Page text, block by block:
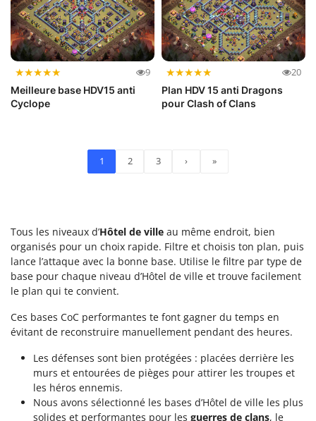
★★★★★ 9
Meilleure base HDV15 anti
Cyclope
★★★★★ 20
Plan HDV 15 anti Dragons
pour Clash of Clans
1 2 3 › »
Tous les niveaux d’Hôtel de ville au même endroit, bien
organisés pour un choix rapide. Filtre et choisis ton plan, puis
lance l’attaque avec la bonne base. Utilise le filtre par type de
base pour chaque niveau d’Hôtel de ville et trouve facilement
le plan qui te convient.
Ces bases CoC performantes te font gagner du temps en
évitant de reconstruire manuellement pendant des heures.
Les défenses sont bien protégées : placées derrière les
murs et entourées de pièges pour attirer les troupes et
les héros ennemis.
Nous avons sélectionné les bases d’Hôtel de ville les plus
solides et performantes pour les guerres de clans, le